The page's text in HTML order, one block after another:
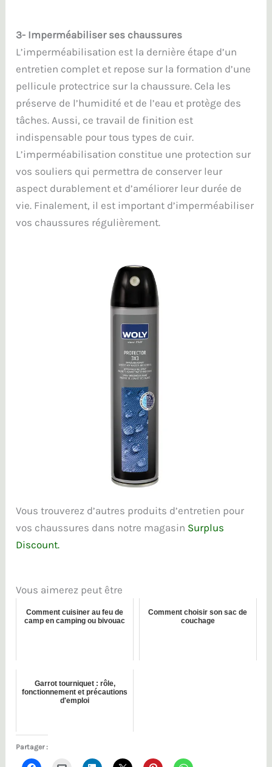
3- Imperméabiliser ses chaussures
L’imperméabilisation est la dernière étape d’un
entretien complet et repose sur la formation d’une
pellicule protectrice sur la chaussure. Cela les
préserve de l’humidité et de l’eau et protège des
tâches. Aussi, ce travail de finition est
indispensable pour tous types de cuir.
L’imperméabilisation constitue une protection sur
vos souliers qui permettra de conserver leur
aspect durablement et d’améliorer leur durée de
vie. Finalement, il est important d’imperméabiliser
vos chaussures régulièrement.
Vous trouverez d’autres produits d’entretien pour
vos chaussures dans notre magasin Surplus
Discount.
Vous aimerez peut être
Comment cuisiner au feu de
camp en camping ou bivouac
Comment choisir son sac de
couchage
Garrot tourniquet : rôle,
fonctionnement et précautions
d'emploi
Partager :